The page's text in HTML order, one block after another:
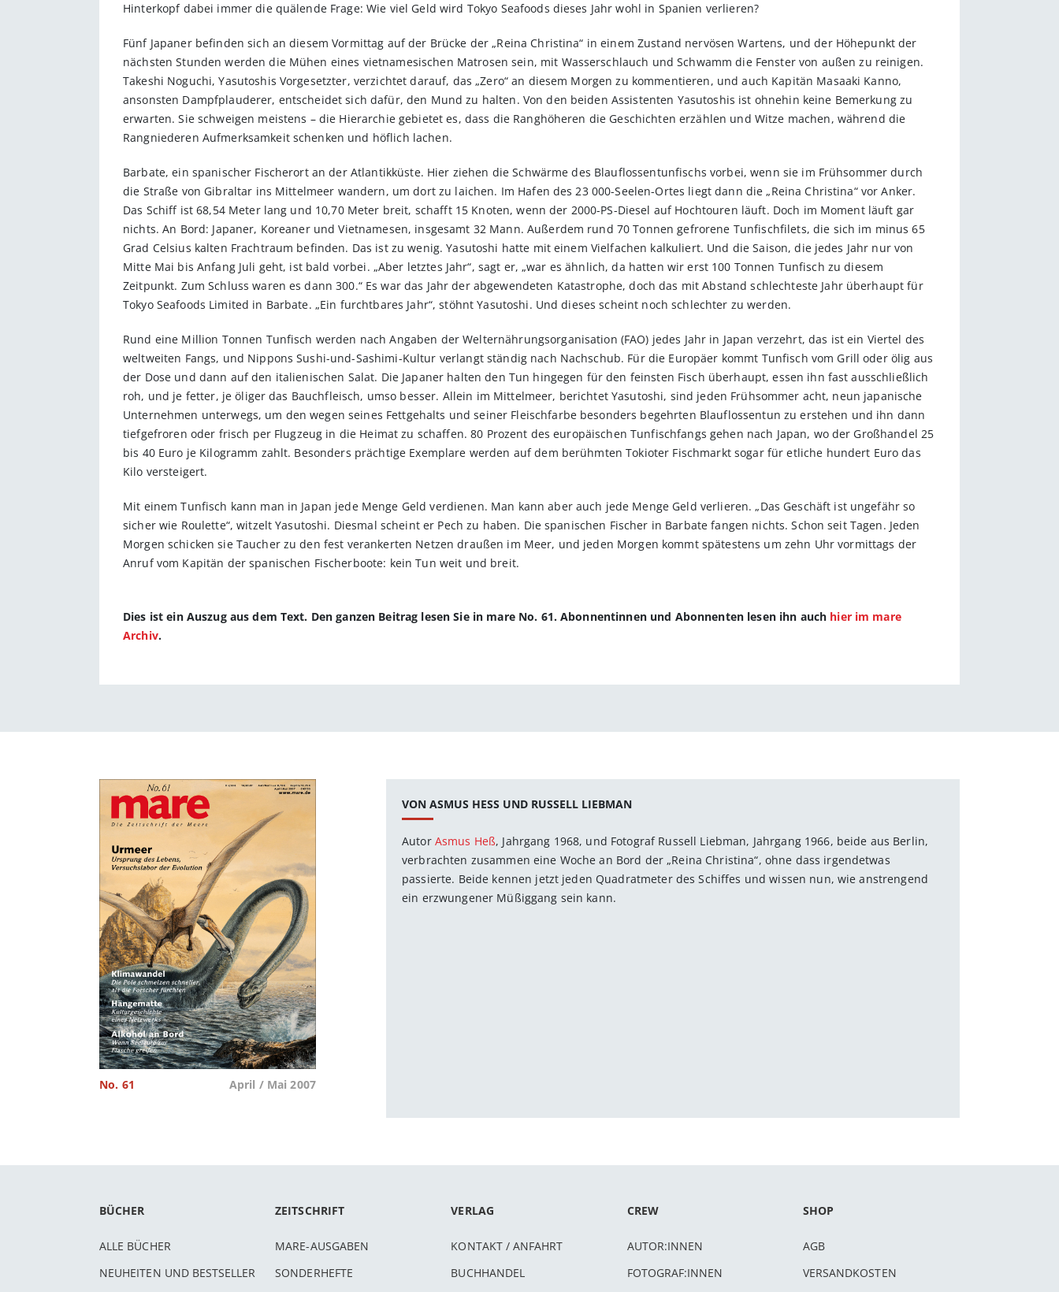
Hinterkopf dabei immer die quälende Frage: Wie viel Geld wird Tokyo Seafoods dieses Jahr wohl in Spanien verlieren?
Fünf Japaner befinden sich an diesem Vormittag auf der Brücke der „Reina Christina“ in einem Zustand nervösen Wartens, und der Höhepunkt der
nächsten Stunden werden die Mühen eines vietnamesischen Matrosen sein, mit Wasserschlauch und Schwamm die Fenster von außen zu reinigen.
Takeshi Noguchi, Yasutoshis Vorgesetzter, verzichtet darauf, das „Zero“ an diesem Morgen zu kommentieren, und auch Kapitän Masaaki Kanno,
ansonsten Dampfplauderer, entscheidet sich dafür, den Mund zu halten. Von den beiden Assistenten Yasutoshis ist ohnehin keine Bemerkung zu
erwarten. Sie schweigen meistens – die Hierarchie gebietet es, dass die Ranghöheren die Geschichten erzählen und Witze machen, während die
Rangniederen Aufmerksamkeit schenken und höflich lachen.
Barbate, ein spanischer Fischerort an der Atlantikküste. Hier ziehen die Schwärme des Blauflossentunfischs vorbei, wenn sie im Frühsommer durch
die Straße von Gibraltar ins Mittelmeer wandern, um dort zu laichen. Im Hafen des 23 000-Seelen-Ortes liegt dann die „Reina Christina“ vor Anker.
Das Schiff ist 68,54 Meter lang und 10,70 Meter breit, schafft 15 Knoten, wenn der 2000-PS-Diesel auf Hochtouren läuft. Doch im Moment läuft gar
nichts. An Bord: Japaner, Koreaner und Vietnamesen, insgesamt 32 Mann. Außerdem rund 70 Tonnen gefrorene Tunfischfilets, die sich im minus 65
Grad Celsius kalten Frachtraum befinden. Das ist zu wenig. Yasutoshi hatte mit einem Vielfachen kalkuliert. Und die Saison, die jedes Jahr nur von
Mitte Mai bis Anfang Juli geht, ist bald vorbei. „Aber letztes Jahr“, sagt er, „war es ähnlich, da hatten wir erst 100 Tonnen Tunfisch zu diesem
Zeitpunkt. Zum Schluss waren es dann 300.“ Es war das Jahr der abgewendeten Katastrophe, doch das mit Abstand schlechteste Jahr überhaupt für
Tokyo Seafoods Limited in Barbate. „Ein furchtbares Jahr“, stöhnt Yasutoshi. Und dieses scheint noch schlechter zu werden.
Rund eine Million Tonnen Tunfisch werden nach Angaben der Welternährungsorganisation (FAO) jedes Jahr in Japan verzehrt, das ist ein Viertel des
weltweiten Fangs, und Nippons Sushi-und-Sashimi-Kultur verlangt ständig nach Nachschub. Für die Europäer kommt Tunfisch vom Grill oder ölig aus
der Dose und dann auf den italienischen Salat. Die Japaner halten den Tun hingegen für den feinsten Fisch überhaupt, essen ihn fast ausschließlich
roh, und je fetter, je öliger das Bauchfleisch, umso besser. Allein im Mittelmeer, berichtet Yasutoshi, sind jeden Frühsommer acht, neun japanische
Unternehmen unterwegs, um den wegen seines Fettgehalts und seiner Fleischfarbe besonders begehrten Blauflossentun zu erstehen und ihn dann
tiefgefroren oder frisch per Flugzeug in die Heimat zu schaffen. 80 Prozent des europäischen Tunfischfangs gehen nach Japan, wo der Großhandel 25
bis 40 Euro je Kilogramm zahlt. Besonders prächtige Exemplare werden auf dem berühmten Tokioter Fischmarkt sogar für etliche hundert Euro das
Kilo versteigert.
Mit einem Tunfisch kann man in Japan jede Menge Geld verdienen. Man kann aber auch jede Menge Geld verlieren. „Das Geschäft ist ungefähr so
sicher wie Roulette“, witzelt Yasutoshi. Diesmal scheint er Pech zu haben. Die spanischen Fischer in Barbate fangen nichts. Schon seit Tagen. Jeden
Morgen schicken sie Taucher zu den fest verankerten Netzen draußen im Meer, und jeden Morgen kommt spätestens um zehn Uhr vormittags der
Anruf vom Kapitän der spanischen Fischerboote: kein Tun weit und breit.
Dies ist ein Auszug aus dem Text. Den ganzen Beitrag lesen Sie in mare No. 61. Abonnentinnen und Abonnenten lesen ihn auch hier im mare
Archiv.
No. 61 April / Mai 2007
VON ASMUS HESS UND RUSSELL LIEBMAN
Autor Asmus Heß, Jahrgang 1968, und Fotograf Russell Liebman, Jahrgang 1966, beide aus Berlin,
verbrachten zusammen eine Woche an Bord der „Reina Christina“, ohne dass irgendetwas
passierte. Beide kennen jetzt jeden Quadratmeter des Schiffes und wissen nun, wie anstrengend
ein erzwungener Müßiggang sein kann.
BÜCHER
ALLE BÜCHER
NEUHEITEN UND BESTSELLER
ZEITSCHRIFT
MARE-AUSGABEN
SONDERHEFTE
VERLAG
KONTAKT / ANFAHRT
BUCHHANDEL
CREW
AUTOR:INNEN
FOTOGRAF:INNEN
SHOP
AGB
VERSANDKOSTEN